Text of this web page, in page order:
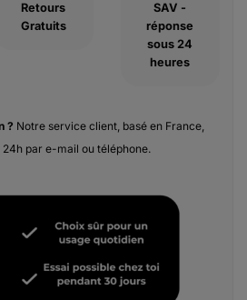
Retours
Gratuits
SAV -
réponse
sous 24
heures
? Notre service client, basé en France,
24h par e-mail ou téléphone.